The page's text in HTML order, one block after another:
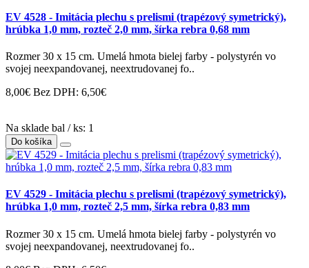
EV 4528 - Imitácia plechu s prelismi (trapézový symetrický),
hrúbka 1,0 mm, rozteč 2,0 mm, šírka rebra 0,68 mm
Rozmer 30 x 15 cm. Umelá hmota bielej farby - polystyrén vo
svojej neexpandovanej, neextrudovanej fo..
8,00€ Bez DPH: 6,50€
Na sklade bal / ks: 1
Do košíka
EV 4529 - Imitácia plechu s prelismi (trapézový symetrický),
hrúbka 1,0 mm, rozteč 2,5 mm, šírka rebra 0,83 mm
Rozmer 30 x 15 cm. Umelá hmota bielej farby - polystyrén vo
svojej neexpandovanej, neextrudovanej fo..